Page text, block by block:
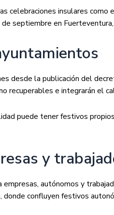
celebraciones insulares
septiembre en
desde la publicación del
recuperables e integrarán el
puede tener festivos
y
autónomos y
donde confluyen festivos